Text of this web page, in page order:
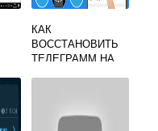
КАК
ВОССТАНОВИТЬ
ТЕЛЕГРАММ НА